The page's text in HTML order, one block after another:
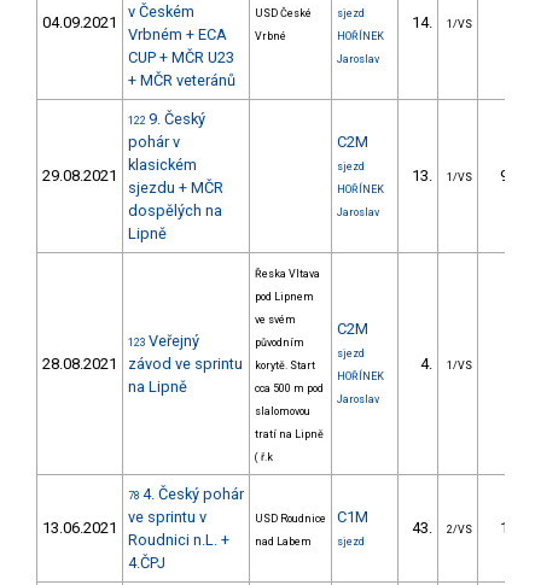
04.09.2021
v Českém
Vrbném + ECA
CUP + MČR U23
+ MČR veteránů
USD České
Vrbné
sjezd
HOŘÍNEK
Jaroslav
14. 1/VS
29.08.2021
122 9. Český
pohár v
klasickém
sjezdu + MČR
dospělých na
Lipně
C2M
sjezd
HOŘÍNEK
Jaroslav
13. 1/VS 91.95
28.08.2021
123 Veřejný
závod ve sprintu
na Lipně
Řeska Vltava
pod Lipnem
ve svém
původním
korytě. Start
cca 500 m pod
slalomovou
tratí na Lipně
( ř.k
C2M
sjezd
HOŘÍNEK
Jaroslav
4. 1/VS
13.06.2021
78 4. Český pohár
ve sprintu v
Roudnici n.L. +
4.ČPJ
USD Roudnice
nad Labem
C1M
sjezd
43. 2/VS 14.55